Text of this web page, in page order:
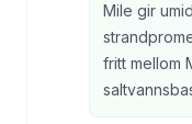
Mile gir
fritt mellom